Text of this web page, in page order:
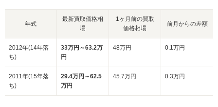
年式
最新買取価格相
場
1ヶ月前の買取
価格相場
前月からの差額
2012年(14年落
ち)
33万円～63.2万
円
48万円 0.1万円
2011年(15年落
ち)
29.4万円～62.5
万円
45.7万円 0.3万円